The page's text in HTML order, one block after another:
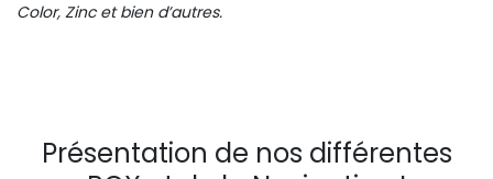
Color, Zinc et bien d’autres.
Présentation de nos différentes